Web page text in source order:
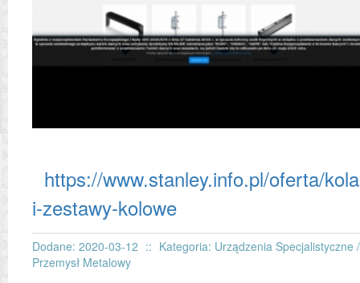
https://www.stanley.info.pl/oferta/
i-zestawy-kolowe
Dodane: 2020-03-12 :: Kategoria: Urządzenia Specjalistyczne /
Przemysł Metalowy